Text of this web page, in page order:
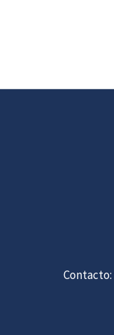
Contacto: